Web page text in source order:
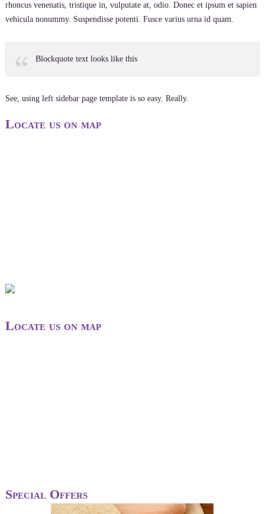
rhoncus venenatis, tristique in, vulputate at, odio. Donec et ipsum et sapien
vehicula nonummy. Suspendisse potenti. Fusce varius urna id quam.
Blockquote text looks like this
See, using left sidebar page template is so easy. Really.
Locate us on map
Locate us on map
Special Offers